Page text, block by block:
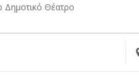
Δημοτικό Θέατρο